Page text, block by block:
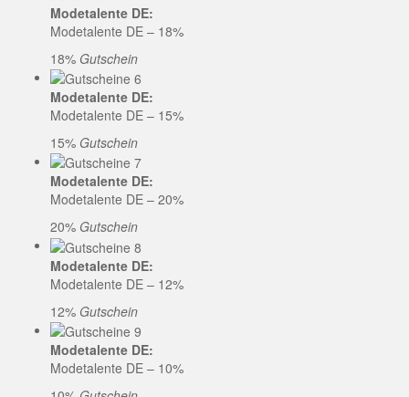
Modetalente DE:
Modetalente DE – 18%
18% Gutschein
Modetalente DE:
Modetalente DE – 15%
15% Gutschein
Modetalente DE:
Modetalente DE – 20%
20% Gutschein
Modetalente DE:
Modetalente DE – 12%
12% Gutschein
Modetalente DE:
Modetalente DE – 10%